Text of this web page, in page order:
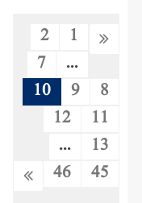
1
2
...
7
8
9
10
11
12
13
...
45
46